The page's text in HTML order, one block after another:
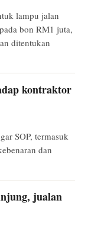
lampu jalan
bon RM1 juta,
ditentukan
kontraktor
SOP, termasuk
dan
jualan